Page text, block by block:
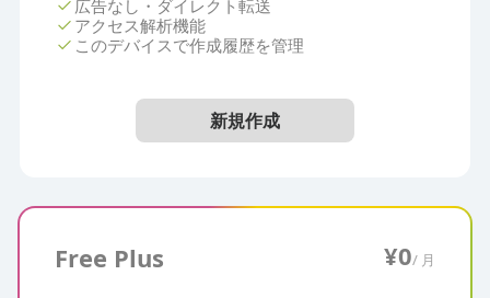
check 広告なし・ダイレクト転送
check アクセス解析機能
check このデバイスで作成履歴を管理
新規作成
Free Plus ¥0/ 月